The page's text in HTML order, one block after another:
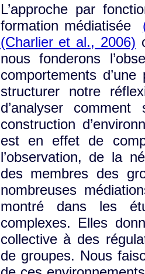
L’approche par
formation médiatisée
(Charlier et al., 2006)
nous fonderons
comportements
structurer notre
d’analyser
construction
est en effet de
l’observation, de la
des membres des
nombreuses
montré dans les
complexes. Elles
collective à des
de groupes. Nous